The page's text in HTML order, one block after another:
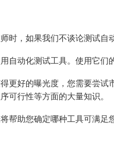
时，如果我们不谈论测试自
自动化测试工具。使用它们
更好的曝光度，您需要尝
可行性等方面的大量知识。
帮助您确定哪种工具可满